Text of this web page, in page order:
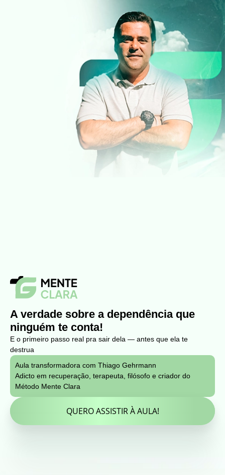
A verdade sobre a dependência que
ninguém te conta!
E o primeiro passo real pra sair dela — antes que ela te
destrua
Aula transformadora com Thiago Gehrmann
Adicto em recuperação, terapeuta, filósofo e criador do
Método Mente Clara
QUERO ASSISTIR À AULA!